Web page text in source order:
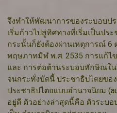
จึงทำให้พัฒนาการของระบอบป
เริ่มก้าวไปสู่ทิศทางที่เริ่มเป็นปร
กระนั้นก็ยังต้องผ่านเหตุการณ์ 6
พฤษภาทมิฬ พ.ศ. 2535 การแก้ไ
และ การต่อต้านระบอบทักษิณใ
จนกระทั่งบัดนี้ ประชาธิปไตยขอ
ประชาธิปไตยแบบอำนาจนิยม
อยู่ดี ตัวอย่างล่าสุดนี้คือ ตัวระบ